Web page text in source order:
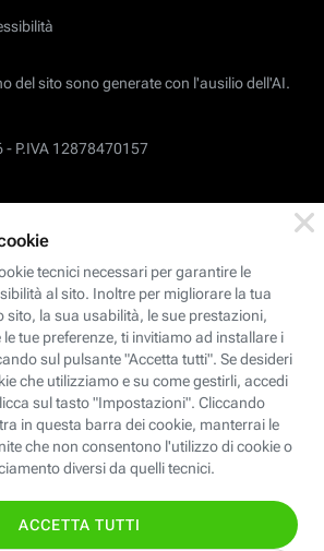
del sito sono generate con l'ausilio dell'AI.
- P.IVA 12878470157